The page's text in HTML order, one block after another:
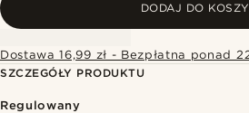
DODAJ DO
Dostawa 16,99 zł - Bezpłatna ponad
SZCZEGÓŁY PRODUKTU
Regulowany